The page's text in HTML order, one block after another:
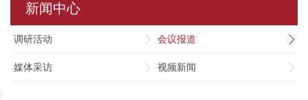
新闻中心
调研活动 会议报道
媒体采访 视频新闻